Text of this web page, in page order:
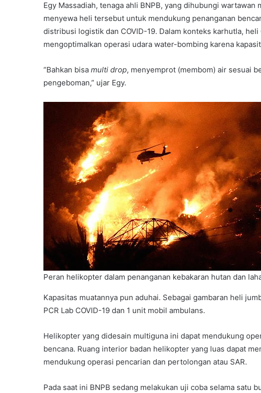
Egy Massadiah, tenaga ahli BNPB, yang dihubungi
menyewa heli tersebut untuk mendukung penanganan
distribusi logistik dan COVID-19. Dalam konteks karhutla,
mengoptimalkan operasi udara water-bombing karena
“Bahkan bisa multi drop, menyemprot (membom) air sesuai
pengeboman,” ujar Egy.
Peran helikopter dalam penanganan kebakaran hutan dan
Kapasitas muatannya pun aduhai. Sebagai gambaran heli
PCR Lab COVID-19 dan 1 unit mobil ambulans.
Helikopter yang didesain multiguna ini dapat mendukung
bencana. Ruang interior badan helikopter yang luas dapat
mendukung operasi pencarian dan pertolongan atau SAR.
Pada saat ini BNPB sedang melakukan uji coba selama satu